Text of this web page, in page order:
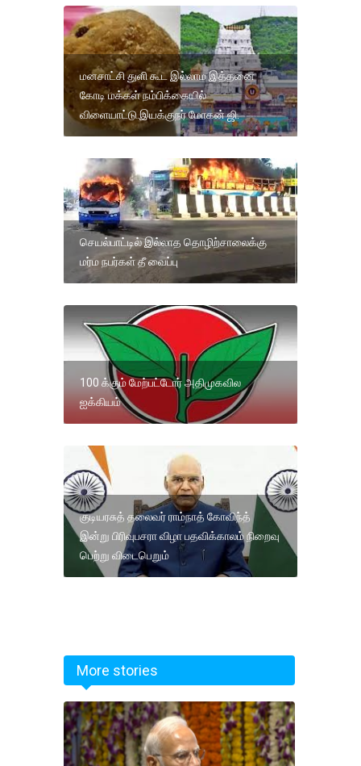
மனசாட்சி துளி கூட இல்லாம இத்தனை
கோடி மக்கள் நம்பிக்கையில்
விளையாட்டு.இயக்குநர் மோகன் ஜி.
செயல்பாட்டில் இல்லாத தொழிற்சாலைக்கு
மர்ம நபர்கள் தீ வைப்பு
100 க்கும் மேற்பட்டோர் அதிமுகவில
ஐக்கியம்
குடியரசுத் தலைவர் ராம்நாத் கோவிந்த்
இன்று பிரிவுபசரா விழா பதவிக்காலம் நிறைவு
பெற்று விடைபெறும்
More stories